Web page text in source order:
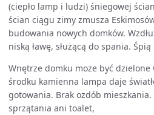
(ciepło lamp i ludzi) śniegowej
ścian ciągu zimy zmusza
budowania nowych domków.
niską ławę, służącą do spania.
Wnętrze domku może być dzielone
środku kamienna lampa daje
gotowania. Brak ozdób
sprzątania ani toalet,